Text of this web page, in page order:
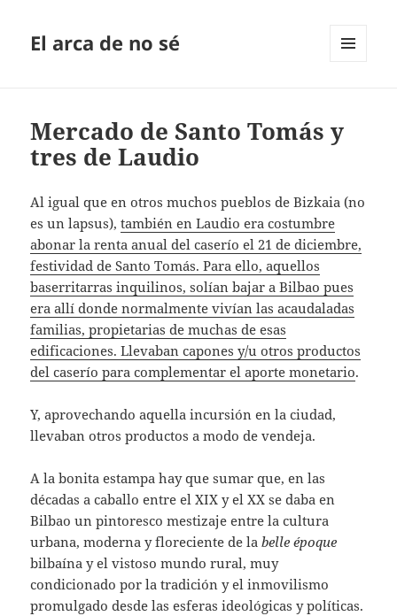
El arca de no sé
Mercado de Santo Tomás y
tres de Laudio
Al igual que en otros muchos pueblos de Bizkaia (no
es un lapsus),también en Laudio era costumbre
abonar la renta anual del caserío el 21 de diciembre,
festividad de Santo Tomás. Para ello, aquellos
baserritarras inquilinos, solían bajar a Bilbao pues
era allí donde normalmente vivían las acaudaladas
familias, propietarias de muchas de esas
edificaciones. Llevaban capones y/u otros productos
del caserío para complementar el aporte monetario.
Y, aprovechando aquella incursión en la ciudad,
llevaban otros productos a modo de vendeja.
A la bonita estampa hay que sumar que, en las
décadas a caballo entre el XIX y el XX se daba en
Bilbao un pintoresco mestizaje entre la cultura
urbana, moderna y floreciente de labelle époque
bilbaína y el vistoso mundo rural, muy
condicionado por la tradición y el inmovilismo
promulgado desde las esferas ideológicas y políticas.